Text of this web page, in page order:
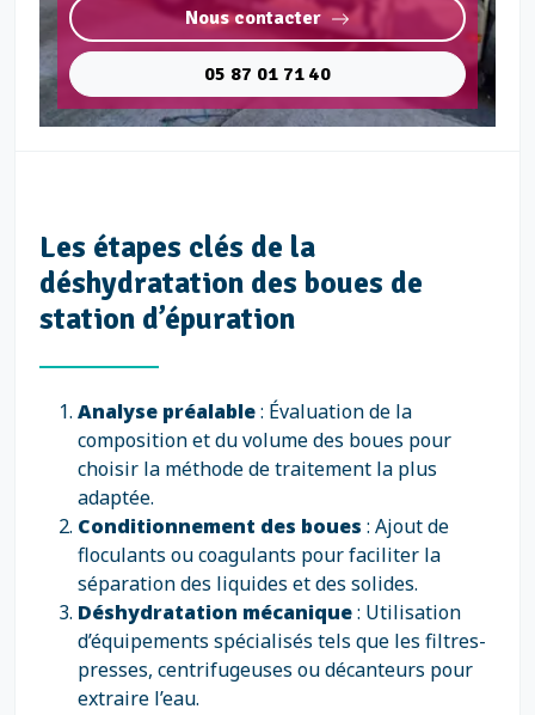
Nous contacter
05 87 01 71 40
Les étapes clés de la
déshydratation des boues de
station d’épuration
Analyse préalable: Évaluation de la
composition et du volume des boues pour
choisir la méthode de traitement la plus
adaptée.
Conditionnement des boues : Ajout de
floculants ou coagulants pour faciliter la
séparation des liquides et des solides.
Déshydratation mécanique: Utilisation
d’équipements spécialisés tels que les filtres-
presses, centrifugeuses ou décanteurs pour
extraire l’eau.